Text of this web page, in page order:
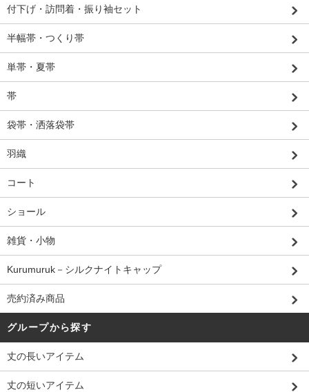
付下げ・訪問着・振り袖セット
半幅帯・つくり帯
単帯・夏帯
帯
袋帯・洒落袋帯
羽織
コート
ショール
雑貨・小物
Kurumuruk－シルクナイトキャップ
売約済み商品
グループから探す
丈の長いアイテム
丈の短いアイテム